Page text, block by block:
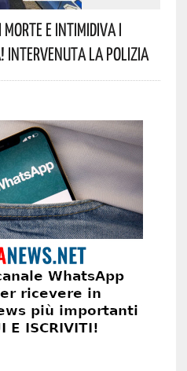
E Intimidiva I
Intervenuta La Polizia